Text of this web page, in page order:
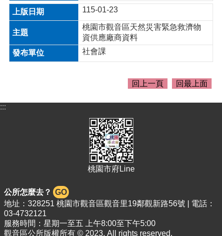
相
關
料
回
常
見
問
答
115-01-23
桃園市觀音區天然災害緊急救濟物
資供應廠商資料
社會課
回上一頁 回最上面
:::
桃園市府Line
公所怎麼去？ GO
地址：328251 桃園市觀音區觀音里19鄰觀新路56號 | 電話：
03-4732121
服務時間：星期一至五 上午8:00至下午5:00
觀音區公所版權所有 © 2023. All rights reserved.